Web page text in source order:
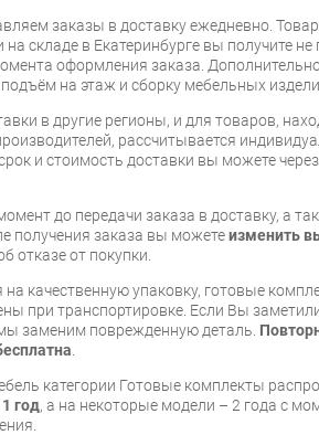
заказы в доставку ежедневно.
на складе в Екатеринбурге вы получите не
оформления заказа.
на этаж и сборку мебельных
в другие регионы, и для товаров,
рассчитывается
и стоимость доставки вы можете
до передачи заказа в доставку, а
получения заказа вы можетеизменить
отказе от покупки.
на качественную упаковку, готовые
при транспортировке. Если Вы
заменим поврежденную деталь.
категории Готовые комплекты
год, а на некоторые модели – 2 года с